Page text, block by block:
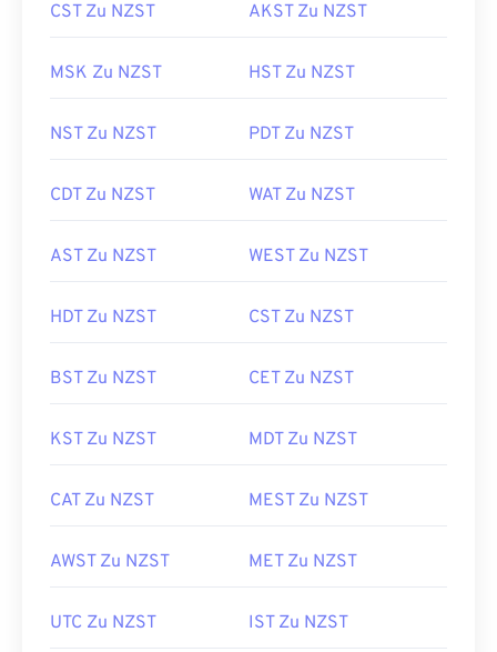
CST Zu NZST AKST Zu NZST
MSK Zu NZST HST Zu NZST
NST Zu NZST PDT Zu NZST
CDT Zu NZST WAT Zu NZST
AST Zu NZST WEST Zu NZST
HDT Zu NZST CST Zu NZST
BST Zu NZST CET Zu NZST
KST Zu NZST MDT Zu NZST
CAT Zu NZST MEST Zu NZST
AWST Zu NZST MET Zu NZST
UTC Zu NZST IST Zu NZST